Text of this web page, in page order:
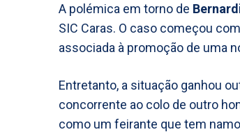
A polémica em torno de
SIC Caras. O caso começou
associada à promoção de uma
Entretanto, a situação ganhou
concorrente ao colo de outro
como um feirante que tem